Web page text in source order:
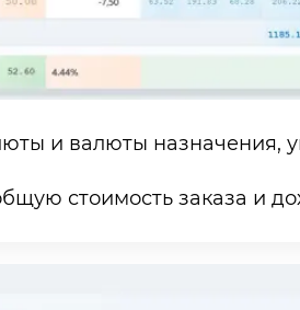
и валюты назначения,
стоимость заказа и